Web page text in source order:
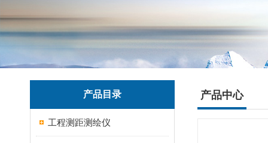
产品目录
工程测距测绘仪
产品中心